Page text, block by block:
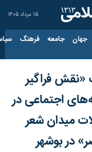
۱۵ مرداد ۱۴۰۵
جهان جامعه فرهنگ
«نقش فراگیر
اجتماعی در
میدان شعر
در بوشهر